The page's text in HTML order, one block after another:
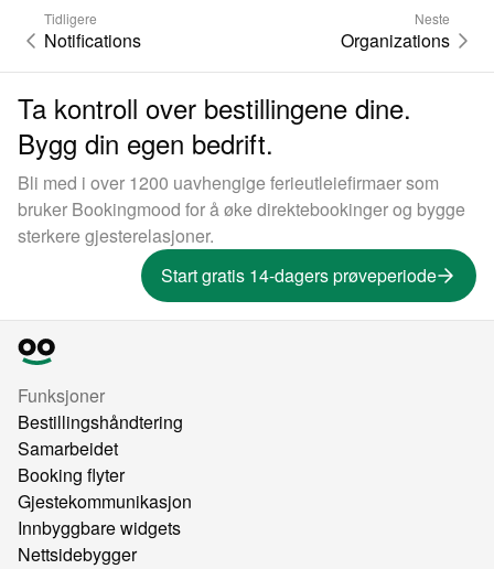
Tidligere
Notifications
Neste
Organizations
Ta kontroll over bestillingene dine.
Bygg din egen bedrift.
Bli med i over 1200 uavhengige ferieutleiefirmaer som
bruker Bookingmood for å øke direktebookinger og bygge
sterkere gjesterelasjoner.
Start gratis 14-dagers prøveperiode
Funksjoner
Bestillingshåndtering
Samarbeidet
Booking flyter
Gjestekommunikasjon
Innbyggbare widgets
Nettsidebygger